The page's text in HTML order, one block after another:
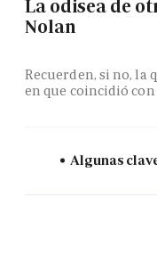
La odisea de
Nolan
Recuerden, si no, la
en que coincidió
Algunas